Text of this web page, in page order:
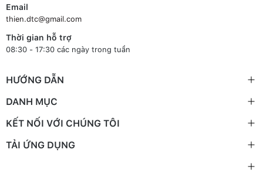
Email
thien.dtc@gmail.com
Thời gian hỗ trợ
08:30 - 17:30 các ngày trong tuần
HƯỚNG DẪN
DANH MỤC
KẾT NỐI VỚI CHÚNG TÔI
TẢI ỨNG DỤNG